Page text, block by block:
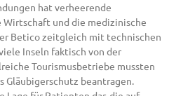
hat verheerende
und die medizinische
Betico zeitgleich mit technischen
Inseln faktisch von der
Tourismusbetriebe mussten
Gläubigerschutz beantragen.